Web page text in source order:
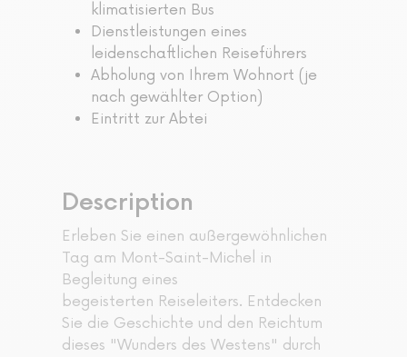
klimatisierten Bus
Dienstleistungen eines
leidenschaftlichen Reiseführers
Abholung von Ihrem Wohnort (je
nach gewählter Option)
Eintritt zur Abtei
Description
Erleben Sie einen außergewöhnlichen
Tag am Mont-Saint-Michel in
Begleitung eines
begeisterten Reiseleiters. Entdecken
Sie die Geschichte und den Reichtum
dieses "Wunders des Westens" durch